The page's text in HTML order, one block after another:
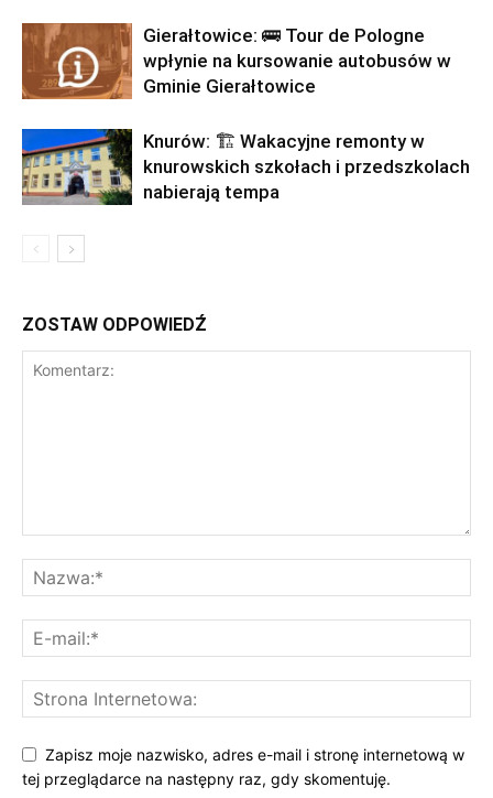
Gierałtowice: 🚌 Tour de Pologne
wpłynie na kursowanie autobusów w
Gminie Gierałtowice
Knurów: 🏗️ Wakacyjne remonty w
knurowskich szkołach i przedszkolach
nabierają tempa
ZOSTAW ODPOWIEDŹ
Zapisz moje nazwisko, adres e-mail i stronę internetową w
tej przeglądarce na następny raz, gdy skomentuję.